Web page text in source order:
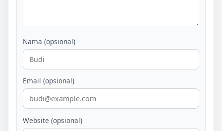
Nama (opsional)
Email (opsional)
Website (opsional)